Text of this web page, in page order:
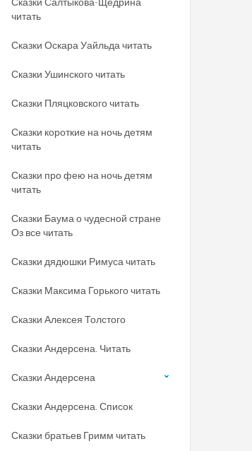
читать
Сказки Оскара Уайльда читать
Сказки Ушинского читать
Сказки Пляцковского читать
Сказки короткие на ночь детям
читать
Сказки про фею на ночь детям
читать
Сказки Баума о чудесной стране
Оз все читать
Сказки дядюшки Римуса читать
Сказки Максима Горького читать
Сказки Алексея Толстого
Сказки Андерсена. Читать
Сказки Андерсена
Сказки Андерсена. Список
Сказки братьев Гримм читать